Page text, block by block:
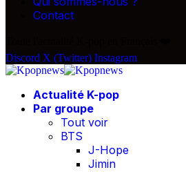
Contact
Discord X (Twitter) Instagram
Actualité K-pop
Par groupe
Tout voir
BTS
J-Hope
Jimin